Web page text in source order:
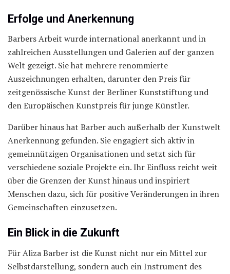
Erfolge und Anerkennung
Barbers Arbeit wurde international anerkannt und in
zahlreichen Ausstellungen und Galerien auf der ganzen
Welt gezeigt. Sie hat mehrere renommierte
Auszeichnungen erhalten, darunter den Preis für
zeitgenössische Kunst der Berliner Kunststiftung und
den Europäischen Kunstpreis für junge Künstler.
Darüber hinaus hat Barber auch außerhalb der Kunstwelt
Anerkennung gefunden. Sie engagiert sich aktiv in
gemeinnützigen Organisationen und setzt sich für
verschiedene soziale Projekte ein. Ihr Einfluss reicht weit
über die Grenzen der Kunst hinaus und inspiriert
Menschen dazu, sich für positive Veränderungen in ihren
Gemeinschaften einzusetzen.
Ein Blick in die Zukunft
Für Aliza Barber ist die Kunst nicht nur ein Mittel zur
Selbstdarstellung, sondern auch ein Instrument des